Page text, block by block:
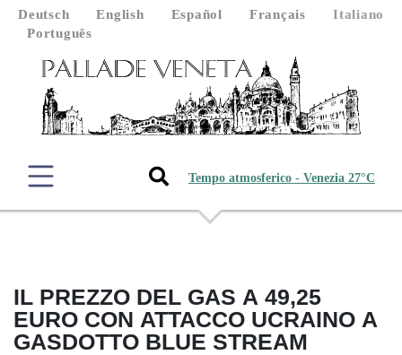
Deutsch English Español Français
Italiano
Português
Tempo atmosferico - Venezia 27°C
IL PREZZO DEL GAS A 49,25
EURO CON ATTACCO UCRAINO A
GASDOTTO BLUE STREAM